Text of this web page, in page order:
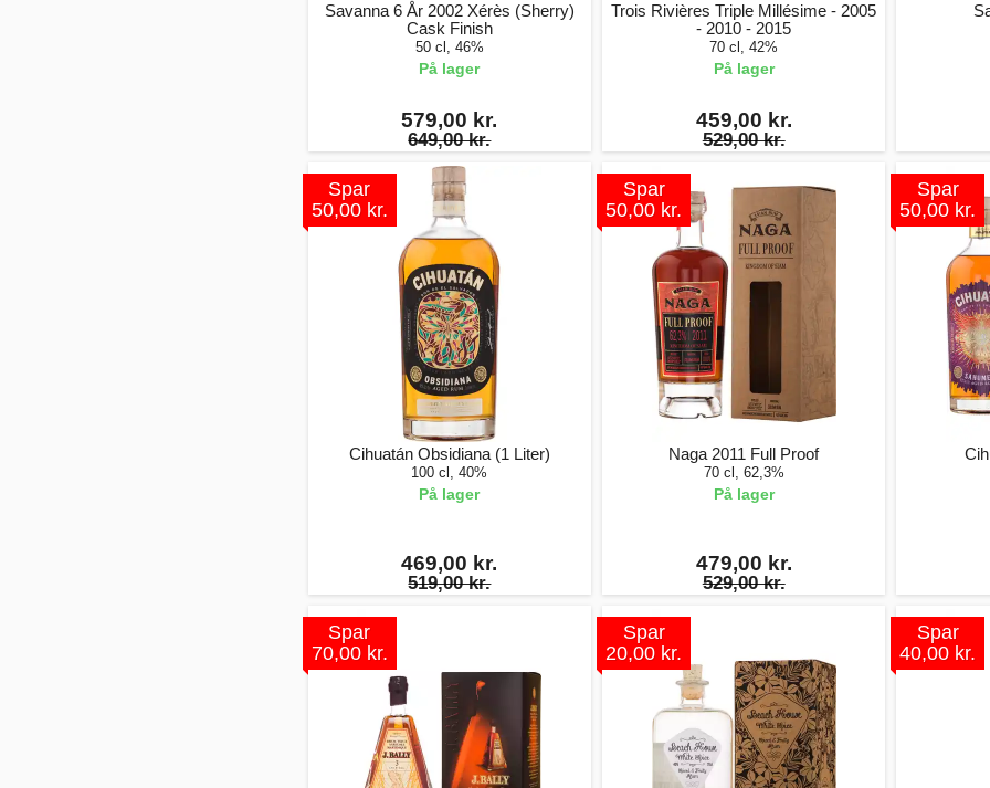
Savanna 6 År 2002 Xérès (Sherry)
Cask Finish
50 cl, 46%
På lager
579,00 kr.
649,00 kr.
Trois Rivières Triple Millésime - 2005
- 2010 - 2015
70 cl, 42%
På lager
459,00 kr.
529,00 kr.
Spar
50,00 kr.
Cihuatán Obsidiana (1 Liter)
100 cl, 40%
På lager
469,00 kr.
519,00 kr.
Spar
50,00 kr.
Naga 2011 Full Proof
70 cl, 62,3%
På lager
479,00 kr.
529,00 kr.
Spar
50,00 kr.
Spar
70,00 kr.
Spar
20,00 kr.
Spar
40,00 kr.